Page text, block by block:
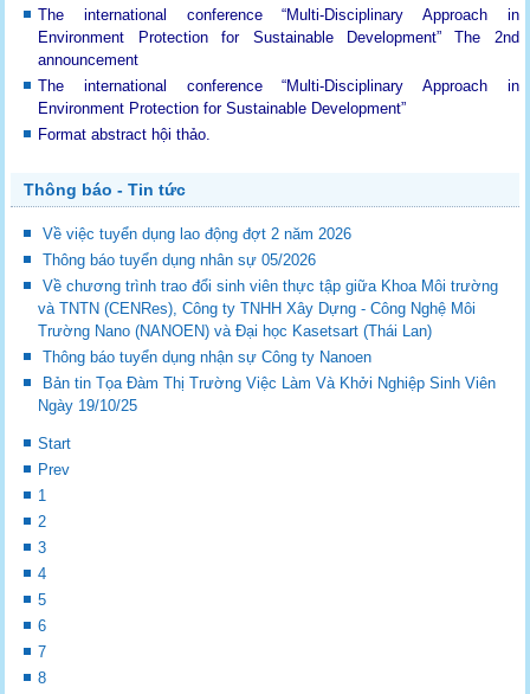
The international conference “Multi-Disciplinary Approach in
Environment Protection for Sustainable Development”The 2nd
announcement
The international conference “Multi-Disciplinary Approach in
Environment Protection for Sustainable Development”
Format abstract hội thảo.
Thông báo - Tin tức
Về việc tuyển dụng lao động đợt 2 năm 2026
Thông báo tuyển dụng nhân sự 05/2026
Về chương trình trao đổi sinh viên thực tập giữa Khoa Môi trường
và TNTN (CENRes), Công ty TNHH Xây Dựng - Công Nghệ Môi
Trường Nano (NANOEN) và Đại học Kasetsart (Thái Lan)
Thông báo tuyển dụng nhận sự Công ty Nanoen
Bản tin Tọa Đàm Thị Trường Việc Làm Và Khởi Nghiệp Sinh Viên
Ngày 19/10/25
Start
Prev
1
2
3
4
5
6
7
8